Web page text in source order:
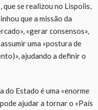
que se realizou no Lispolis,
que a missão da
«gerar consensos»,
uma «postura de
ajudando a definir o
do Estado é uma «enorme
ajudar a tornar o «País